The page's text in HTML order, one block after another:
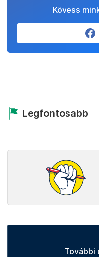
Kövess
Legfontosabb
További